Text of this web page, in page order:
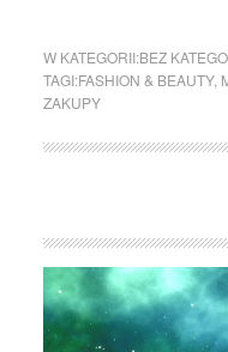
W KATEGORII:BEZ
TAGI:FASHION & BEAUTY,
ZAKUPY